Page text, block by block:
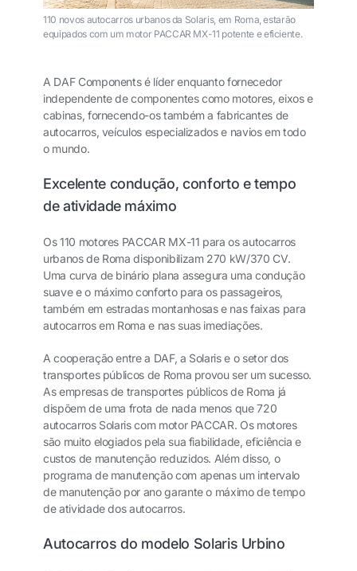
110 novos autocarros urbanos da Solaris, em Roma, estarão
equipados com um motor PACCAR MX-11 potente e eficiente.
A DAF Components é líder enquanto fornecedor
independente de componentes como motores, eixos e
cabinas, fornecendo-os também a fabricantes de
autocarros, veículos especializados e navios em todo
o mundo.
Excelente condução, conforto e tempo
de atividade máximo
Os 110 motores PACCAR MX-11 para os autocarros
urbanos de Roma disponibilizam 270 kW/370 CV.
Uma curva de binário plana assegura uma condução
suave e o máximo conforto para os passageiros,
também em estradas montanhosas e nas faixas para
autocarros em Roma e nas suas imediações.
A cooperação entre a DAF, a Solaris e o setor dos
transportes públicos de Roma provou ser um sucesso.
As empresas de transportes públicos de Roma já
dispõem de uma frota de nada menos que 720
autocarros Solaris com motor PACCAR. Os motores
são muito elogiados pela sua fiabilidade, eficiência e
custos de manutenção reduzidos. Além disso, o
programa de manutenção com apenas um intervalo
de manutenção por ano garante o máximo de tempo
de atividade dos autocarros.
Autocarros do modelo Solaris Urbino